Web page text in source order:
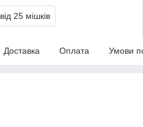
від 25 мішків
Доставка Оплата Умови